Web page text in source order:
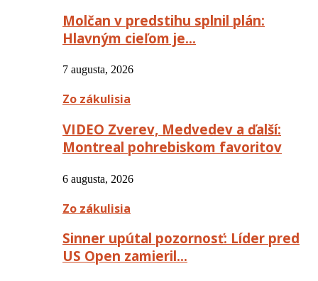
Molčan v predstihu splnil plán:
Hlavným cieľom je…
7 augusta, 2026
Zo zákulisia
VIDEO Zverev, Medvedev a ďalší:
Montreal pohrebiskom favoritov
6 augusta, 2026
Zo zákulisia
Sinner upútal pozornosť: Líder pred
US Open zamieril…